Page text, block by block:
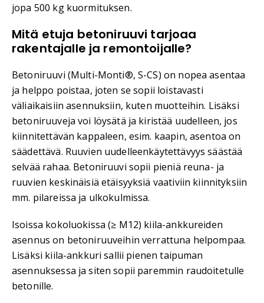
jopa 500 kg kuormituksen.
Mitä etuja betoniruuvi tarjoaa
rakentajalle ja remontoijalle?
Betoniruuvi (Multi-Monti®, S-CS) on nopea asentaa
ja helppo poistaa, joten se sopii loistavasti
väliaikaisiin asennuksiin, kuten muotteihin. Lisäksi
betoniruuveja voi löysätä ja kiristää uudelleen, jos
kiinnitettävän kappaleen, esim. kaapin, asentoa on
säädettävä. Ruuvien uudelleenkäytettävyys säästää
selvää rahaa. Betoniruuvi sopii pieniä reuna- ja
ruuvien keskinäisiä etäisyyksiä vaativiin kiinnityksiin
mm. pilareissa ja ulkokulmissa.
Isoissa kokoluokissa (≥ M12) kiila-ankkureiden
asennus on betoniruuveihin verrattuna helpompaa.
Lisäksi kiila-ankkuri sallii pienen taipuman
asennuksessa ja siten sopii paremmin raudoitetulle
betonille.